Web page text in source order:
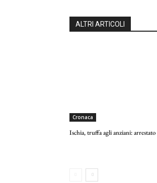
ALTRI ARTICOLI
Cronaca
Ischia, truffa agli anziani: arrestato